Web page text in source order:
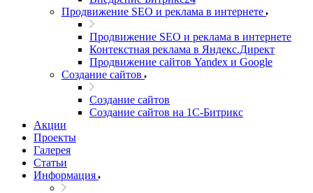
Продвижение SEO и реклама в интернете
Продвижение SEO и реклама в интернете
Контекстная реклама в Яндекс.Директ
Продвижение сайтов Yandex и Google
Создание сайтов
Создание сайтов
Создание сайтов на 1С-Битрикс
Акции
Проекты
Галерея
Статьи
Информация